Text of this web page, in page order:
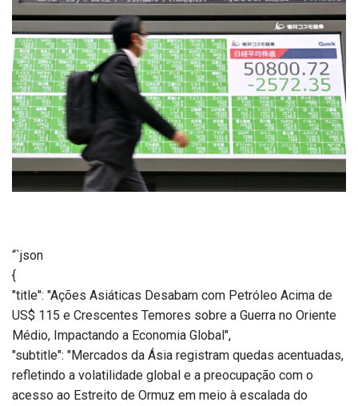
“`json
{
"title": "Ações Asiáticas Desabam com Petróleo Acima de
US$ 115 e Crescentes Temores sobre a Guerra no Oriente
Médio, Impactando a Economia Global",
"subtitle": "Mercados da Ásia registram quedas acentuadas,
refletindo a volatilidade global e a preocupação com o
acesso ao Estreito de Ormuz em meio à escalada do